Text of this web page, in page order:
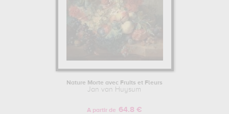
Nature Morte avec Fruits et Fleurs
Jan van Huysum
A partir de 64.8 €